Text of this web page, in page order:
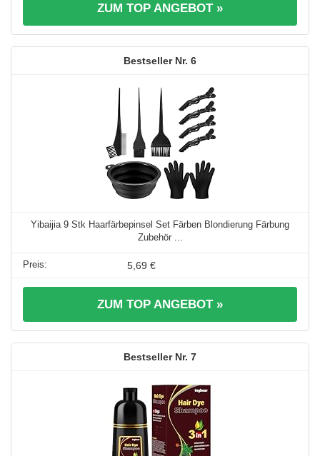
ZUM TOP ANGEBOT »
6
Yibaijia 9 Stk Haarfärbepinsel Set Färben Blondierung Färbung
Zubehör ...
5,69 €
ZUM TOP ANGEBOT »
7